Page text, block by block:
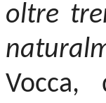
oltre
Vocca,